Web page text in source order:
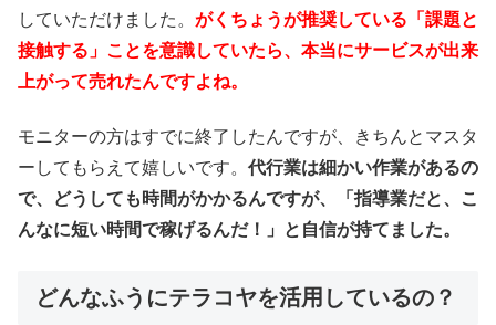
していただけました。 がくちょうが推奨している「課題と
接触する」ことを意識していたら、本当にサービスが出来
上がって売れたんですよね。
モニターの方はすでに終了したんですが、きちんとマスタ
ーしてもらえて嬉しいです。 代行業は細かい作業があるの
で、どうしても時間がかかるんですが、「指導業だと、こ
んなに短い時間で稼げるんだ！」と自信が持てました。
どんなふうにテラコヤを活用しているの？